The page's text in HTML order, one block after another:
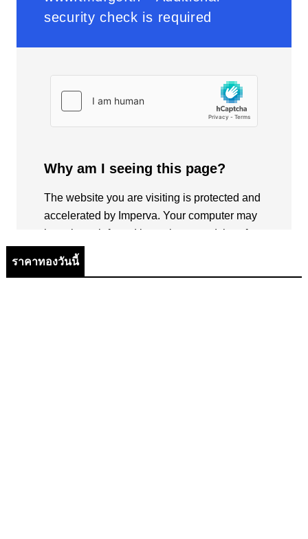
ราคาทองวันนี้